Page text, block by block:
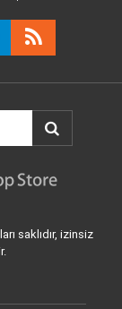
saklıdır, izinsiz